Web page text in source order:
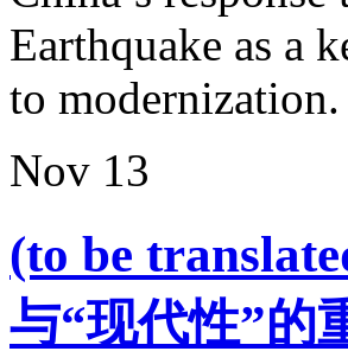
Earthquake as a
to modernization.
Nov 13
(to be
与“现代性”的